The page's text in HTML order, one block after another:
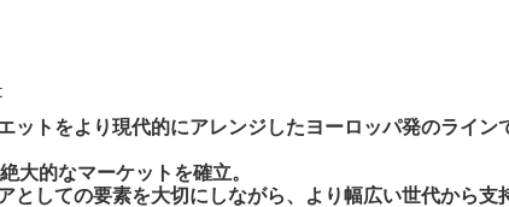
ットをより現代的にアレンジしたヨーロッパ発のライン
大的なマーケットを確立。
としての要素を大切にしながら、より幅広い世代から支